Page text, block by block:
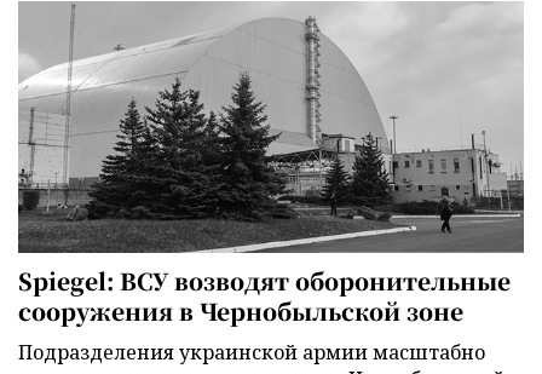
Spiegel: ВСУ возводят оборонительные
сооружения в Чернобыльской зоне
Подразделения украинской армии масштабно